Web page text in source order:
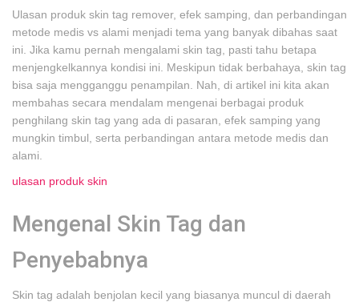
Ulasan produk skin tag remover, efek samping, dan perbandingan
metode medis vs alami menjadi tema yang banyak dibahas saat
ini. Jika kamu pernah mengalami skin tag, pasti tahu betapa
menjengkelkannya kondisi ini. Meskipun tidak berbahaya, skin tag
bisa saja mengganggu penampilan. Nah, di artikel ini kita akan
membahas secara mendalam mengenai berbagai produk
penghilang skin tag yang ada di pasaran, efek samping yang
mungkin timbul, serta perbandingan antara metode medis dan
alami.
ulasan produk skin
Mengenal Skin Tag dan
Penyebabnya
Skin tag adalah benjolan kecil yang biasanya muncul di daerah